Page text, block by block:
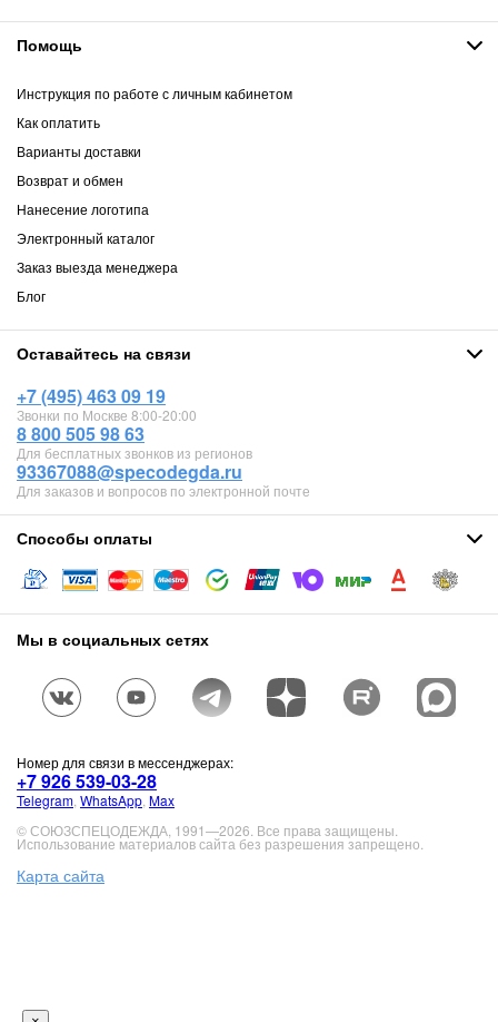
Помощь
Инструкция по работе с личным кабинетом
Как оплатить
Варианты доставки
Возврат и обмен
Нанесение логотипа
Электронный каталог
Заказ выезда менеджера
Блог
Оставайтесь на связи
+7 (495) 463 09 19
Звонки по Москве 8:00-20:00
8 800 505 98 63
Для бесплатных звонков из регионов
93367088@specodegda.ru
Для заказов и вопросов по электронной почте
Способы оплаты
Мы в социальных сетях
Номер для связи в мессенджерах:
+7 926 539-03-28
Telegram WhatsApp Max
© СОЮЗСПЕЦОДЕЖДА, 1991—2026. Все права защищены.
Использование материалов сайта без разрешения запрещено.
Карта сайта